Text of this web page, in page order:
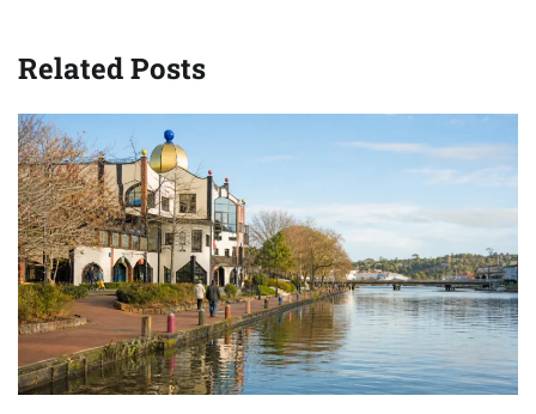
Related Posts